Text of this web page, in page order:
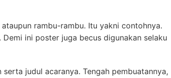
rambu-rambu. Itu yakni contohnya.
ini poster juga becus digunakan selaku
judul acaranya. Tengah pembuatannya,